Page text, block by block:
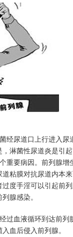
尿道口上行进入尿
淋菌性尿道炎是引
重要病因。前列腺增
粘膜对抗尿道内本
度手淫可以引起前
腺感染。
血液循环到达前列
血后侵入前列腺。